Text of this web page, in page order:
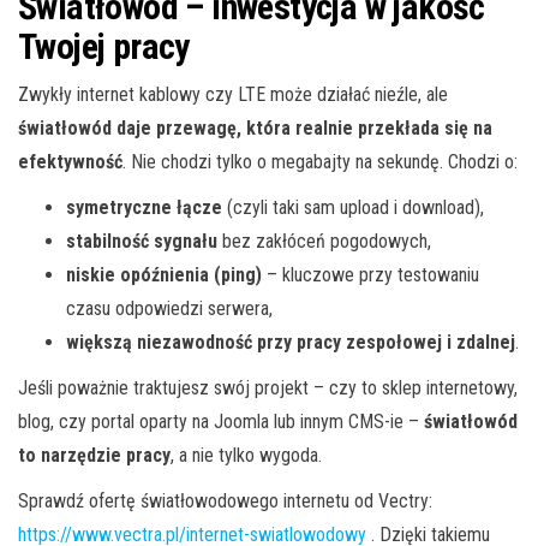
Twojej pracy
Zwykły internet kablowy czy LTE może działać nieźle, ale
światłowód daje przewagę, która realnie przekłada się na
efektywność. Nie chodzi tylko o megabajty na sekundę. Chodzi o:
symetryczne łącze (czyli taki sam upload i download),
stabilność sygnału bez zakłóceń pogodowych,
niskie opóźnienia (ping) – kluczowe przy testowaniu
czasu odpowiedzi serwera,
większą niezawodność przy pracy zespołowej i zdalnej.
Jeśli poważnie traktujesz swój projekt – czy to sklep internetowy,
blog, czy portal oparty na Joomla lub innym CMS-ie – światłowód
to narzędzie pracy, a nie tylko wygoda.
Sprawdź ofertę światłowodowego internetu od Vectry:
https://www.vectra.pl/internet-swiatlowodowy . Dzięki takiemu